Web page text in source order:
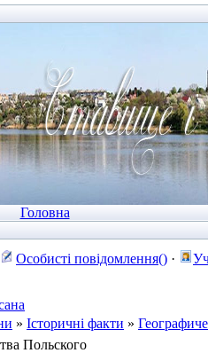
Головна
Особисті повідомлення() ·
» Історичні факти »
Польского